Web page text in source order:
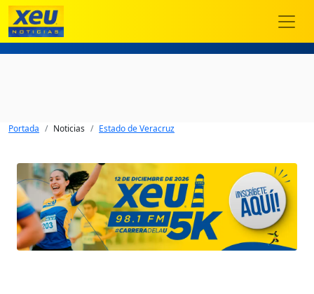
Portada Noticias Estado de Veracruz